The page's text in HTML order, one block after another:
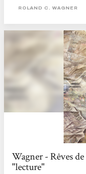
maîtrisé l’art de ficeler une
ROLAND C. WAGNER
Wagner - Rêves
"lecture"